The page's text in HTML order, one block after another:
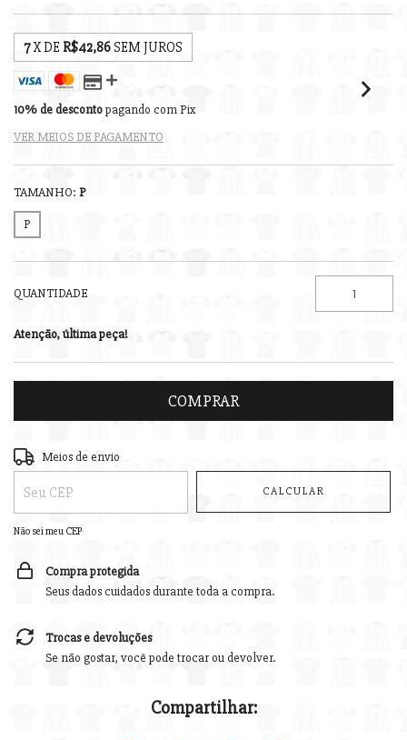
7 X DE R$42,86SEM JUROS
10% de descontopagando com Pix
VER MEIOS DE PAGAMENTO
TAMANHO: P
P
QUANTIDADE
Atenção, última peça!
Entregas para o CEP:
Meios de envio
CALCULAR
Não sei meu CEP
Compra protegida
Seus dados cuidados durante toda a compra.
Trocas e devoluções
Se não gostar, você pode trocar ou devolver.
Compartilhar: